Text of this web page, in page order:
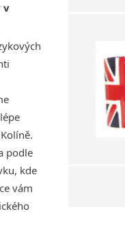
v
podle
kde
vám